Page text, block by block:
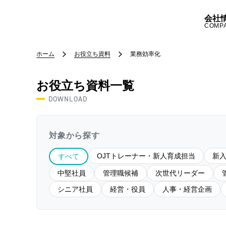
会社
ホーム お役立ち資料 業務効率化
お役立ち資料一覧
DOWNLOAD
対象から探す
すべて OJTトレーナー・新人育成担当 新
中堅社員 管理職候補 次世代リーダー
シニア社員
経営・役員 人事・経営企画